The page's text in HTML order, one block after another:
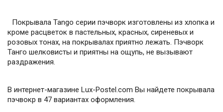
Покрывала Tango серии пэчворк изготовлены из хлопка и
кроме расцветок в пастельных, красных, сиреневых и
розовых тонах, на покрывалах приятно лежать. Пэчворк
Танго шелковисты и приятны на ощупь, не вызывают
раздражения.
В интернет-магазине Lux-Postel.com Вы найдете покрывала
пэчвокр в 47 вариантах оформления.